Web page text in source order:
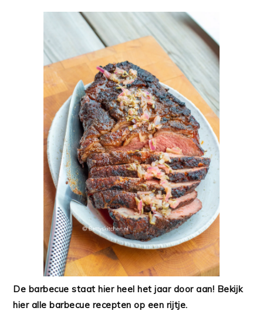
De barbecue staat hier heel het jaar door aan! Bekijk
hier alle barbecue recepten op een rijtje.